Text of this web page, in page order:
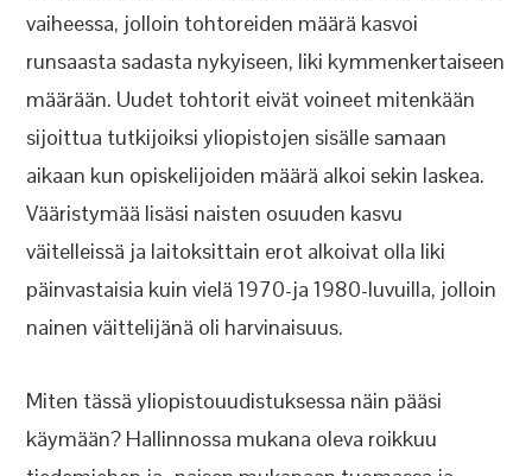
vaiheessa, jolloin tohtoreiden määrä kasvoi
runsaasta sadasta nykyiseen, liki kymmenkertaiseen
määrään. Uudet tohtorit eivät voineet mitenkään
sijoittua tutkijoiksi yliopistojen sisälle samaan
aikaan kun opiskelijoiden määrä alkoi sekin laskea.
Vääristymää lisäsi naisten osuuden kasvu
väitelleissä ja laitoksittain erot alkoivat olla liki
päinvastaisia kuin vielä 1970-ja 1980-luvuilla, jolloin
nainen väittelijänä oli harvinaisuus.
Miten tässä yliopistouudistuksessa näin pääsi
käymään? Hallinnossa mukana oleva roikkuu